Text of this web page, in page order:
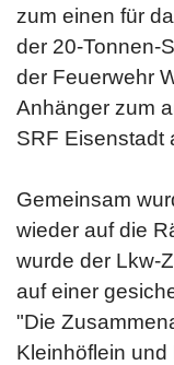
zum einen für
der 20-Tonnen-
der Feuerwehr
Anhänger zum
SRF Eisenstadt
Gemeinsam
wieder auf die
wurde der Lkw-
auf einer
"Die
Kleinhöflein